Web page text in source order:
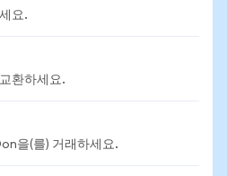
요.
환하세요.
을(를) 거래하세요.